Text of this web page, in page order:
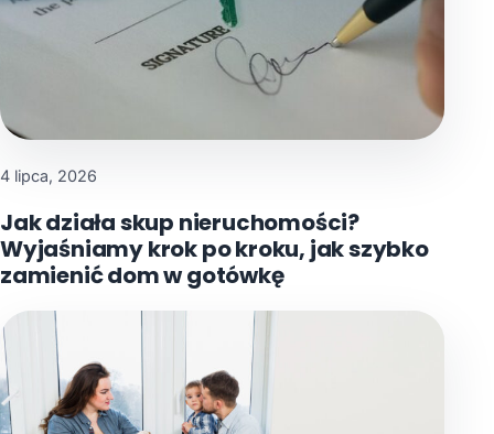
4 lipca, 2026
Jak działa skup nieruchomości?
Wyjaśniamy krok po kroku, jak szybko
zamienić dom w gotówkę